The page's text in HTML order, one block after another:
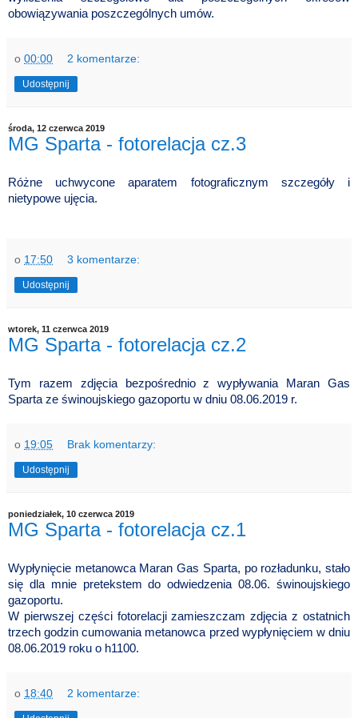
obowiązywania poszczególnych umów.
o 00:00 2 komentarze:
Udostępnij
środa, 12 czerwca 2019
MG Sparta - fotorelacja cz.3
Różne uchwycone aparatem fotograficznym szczegóły i
nietypowe ujęcia.
o 17:50 3 komentarze:
Udostępnij
wtorek, 11 czerwca 2019
MG Sparta - fotorelacja cz.2
Tym razem zdjęcia bezpośrednio z wypływania Maran Gas
Sparta ze świnoujskiego gazoportu w dniu 08.06.2019 r.
o 19:05 Brak komentarzy:
Udostępnij
poniedziałek, 10 czerwca 2019
MG Sparta - fotorelacja cz.1
Wypłynięcie metanowca Maran Gas Sparta, po rozładunku, stało
się dla mnie pretekstem do odwiedzenia 08.06. świnoujskiego
gazoportu.
W pierwszej części fotorelacji zamieszczam zdjęcia z ostatnich
trzech godzin cumowania metanowca przed wypłynięciem w dniu
08.06.2019 roku o h1100.
o 18:40 2 komentarze: